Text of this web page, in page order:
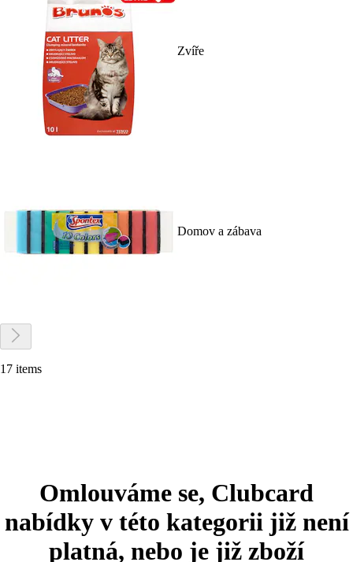
Zvíře
Domov a zábava
17 items
Omlouváme se, Clubcard
nabídky v této kategorii již není
platná, nebo je již zboží